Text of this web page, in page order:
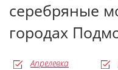
серебряные
городах
Апрелевка